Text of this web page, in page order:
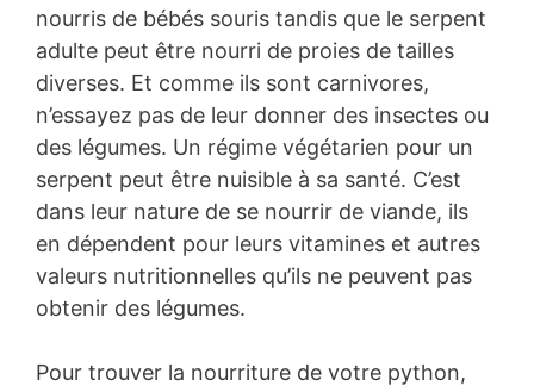
nourris de bébés souris tandis que le serpent
adulte peut être nourri de proies de tailles
diverses. Et comme ils sont carnivores,
n’essayez pas de leur donner des insectes ou
des légumes. Un régime végétarien pour un
serpent peut être nuisible à sa santé. C’est
dans leur nature de se nourrir de viande, ils
en dépendent pour leurs vitamines et autres
valeurs nutritionnelles qu’ils ne peuvent pas
obtenir des légumes.
Pour trouver la nourriture de votre python,